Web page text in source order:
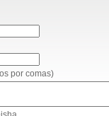
por comas)